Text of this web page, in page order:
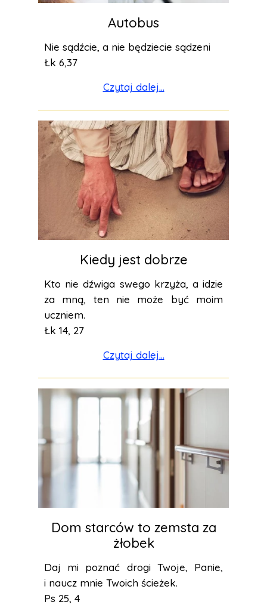
Autobus
Nie sądźcie, a nie będziecie sądzeni
Łk 6,37
Czytaj dalej...
Kiedy jest dobrze
Kto nie dźwiga swego krzyża, a idzie
za mną, ten nie może być moim
uczniem.
Łk 14, 27
Czytaj dalej...
Dom starców to zemsta za
żłobek
Daj mi poznać drogi Twoje, Panie,
i naucz mnie Twoich ścieżek.
Ps 25, 4